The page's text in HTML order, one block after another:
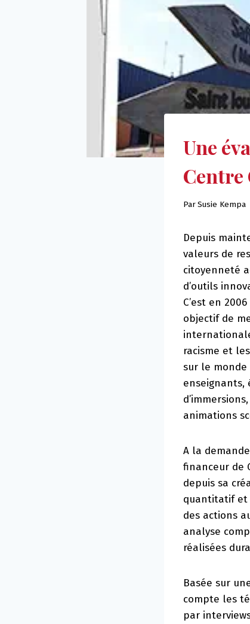
Une
Centre
ParSusie Kempa
Depuis
valeurs de
citoyenneté
d’outils
C’est en
objectif de
racisme et
sur le monde
enseignants,
animations
A la
financeur de
depuis sa
quantitatif et
des actions
analyse
réalisées
Basée sur
compte les
par